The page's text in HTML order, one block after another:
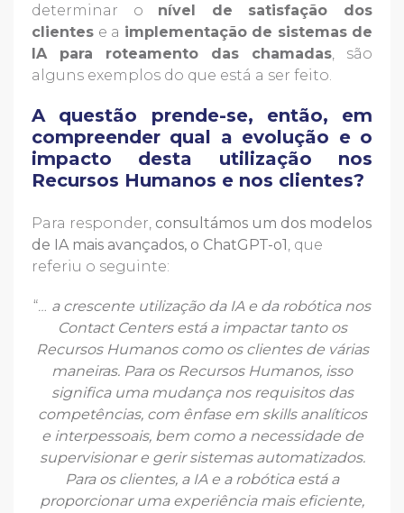
determinar o nível de satisfação dos
clientes e a implementação de sistemas de
IA para roteamento das chamadas, são
alguns exemplos do que está a ser feito.
A questão prende-se, então, em
compreender qual a evolução e o
impacto desta utilização nos
Recursos Humanos e nos clientes?
Para responder, consultámos um dos modelos
de IA mais avançados, o ChatGPT-o1 , que
referiu o seguinte:
“… a crescente utilização da IA e da robótica nos
Contact Centers está a impactar tanto os
Recursos Humanos como os clientes de várias
maneiras. Para os Recursos Humanos, isso
significa uma mudança nos requisitos das
competências, com ênfase em skills analíticos
e interpessoais, bem como a necessidade de
supervisionar e gerir sistemas automatizados.
Para os clientes, a IA e a robótica está a
proporcionar uma experiência mais eficiente,